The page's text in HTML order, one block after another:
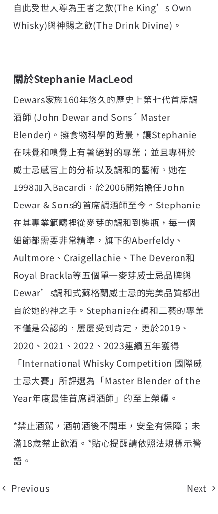
自此受世人尊為王者之飲(The King’s Own
Whisky)與神賜之飲(The Drink Divine)。
關於Stephanie MacLeod
Dewars家族160年悠久的歷史上第七代首席調
酒師 (John Dewar and Sons´ Master
Blender)。擁食物科學的背景，讓Stephanie
在味覺和嗅覺上有著絕對的專業；並且專研於
威士忌感官上的分析以及調和的藝術。她在
1998加入Bacardi，於2006開始擔任John
Dewar & Sons的首席調酒師至今。Stephanie
在其專業範疇裡從麥芽的調和到裝瓶，每一個
細節都需要非常精準，旗下的Aberfeldy、
Aultmore、Craigellachie、The Deveron和
Royal Brackla等五個單一麥芽威士忌品牌與
Dewar’s調和式蘇格蘭威士忌的完美品質都出
自於她的神之手。Stephanie在調和工藝的專業
不僅是公認的，屢屢受到肯定，更於2019、
2020、2021、2022、2023連續五年獲得
「International Whisky Competition 國際威
士忌大賽」所評選為「Master Blender of the
Year年度最佳首席調酒師」的至上榮耀。
*禁止酒駕，酒前酒後不開車，安全有保障；未
滿18歲禁止飲酒。*貼心提醒請依照法規標示警
語。
Previous Next